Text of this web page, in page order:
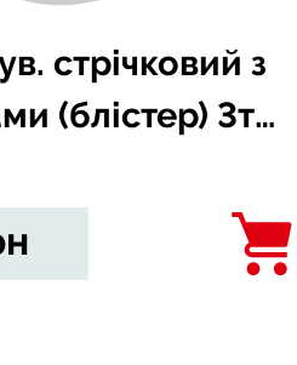
стрічковий з
(блістер) 3т